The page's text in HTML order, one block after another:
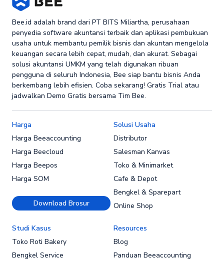
Bee.id adalah brand dari PT BITS Miliartha, perusahaan
penyedia software akuntansi terbaik dan aplikasi pembukuan
usaha untuk membantu pemilik bisnis dan akuntan mengelola
keuangan secara lebih cepat, mudah, dan akurat. Sebagai
solusi akuntansi UMKM yang telah digunakan ribuan
pengguna di seluruh Indonesia, Bee siap bantu bisnis Anda
berkembang lebih efisien. Coba sekarang! Gratis Trial atau
jadwalkan Demo Gratis bersama Tim Bee.
Harga
Harga Beeaccounting
Harga Beecloud
Harga Beepos
Harga SOM
Download Brosur
Solusi Usaha
Distributor
Salesman Kanvas
Toko & Minimarket
Cafe & Depot
Bengkel & Sparepart
Online Shop
Studi Kasus
Toko Roti Bakery
Bengkel Service
Resources
Blog
Panduan Beeaccounting